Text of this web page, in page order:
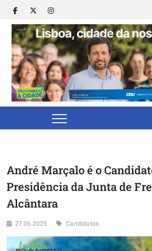
content
facebook
twitterinstagram
André Marçalo é o
Presidência da Junta de
Alcântara
27.06.2025 Candidatos